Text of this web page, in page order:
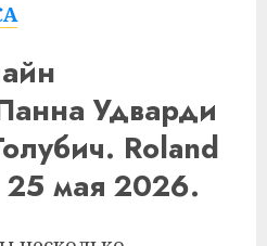
Удварди
Roland
мая 2026.